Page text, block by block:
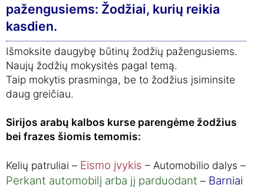
pažengusiems: Žodžiai, kurių reikia
kasdien.
Išmoksite daugybę būtinų žodžių pažengusiems.
Naujų žodžių mokysitės pagal temą.
Taip mokytis prasminga, be to žodžius įsiminsite
daug greičiau.
Sirijos arabų kalbos kurse parengėme žodžius
bei frazes šiomis temomis:
Kelių patruliai – Eismo įvykis – Automobilio dalys –
Perkant automobilį arba jį parduodant – Barniai